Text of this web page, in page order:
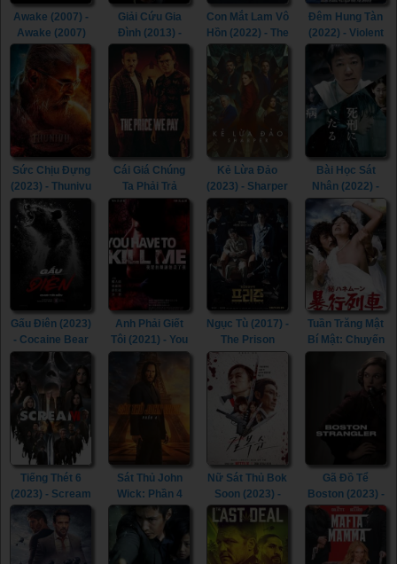
Awake (2007) -
Awake (2007)
Giải Cứu Gia
Đình (2013) -
The Contractor
(2013)
Con Mắt Lam Vô
Hồn (2022) - The
(2022)
Đêm Hung Tàn
(2022) - Violent
Night (2022)
Sức Chịu Đựng
(2023) - Thunivu
(2023)
Cái Giá Chúng
Ta Phải Trả
(2023) - The
Price We Pay
(2023)
Kẻ Lừa Đảo
(2023) - Sharper
Bài Học Sát
Nhân (2022) -
Lesson in
Murder (2022)
Gấu Điên (2023)
- Cocaine Bear
(2023)
Anh Phải Giết
Tôi (2021) - You
Have To Kill Me
Ngục Tù (2017) -
The Prison
(2017)
Tuần Trăng Mật
Bí Mật: Chuyến
Hiếp (1977) -
(1977)
Tiếng Thét 6
(2023) - Scream
Sát Thủ John
Wick: Phần 4
(2023) - John
Wick: Chapter 4
(2023)
Nữ Sát Thủ Bok
Soon (2023) -
Kill Boksoon
(2023)
Gã Đồ Tể
Boston (2023) -
Boston
Strangler (2023)